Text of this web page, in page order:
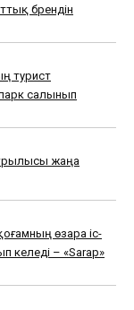
брендін
турист
салынып
жаңа
өзара іс-
келеді – «Sarap»